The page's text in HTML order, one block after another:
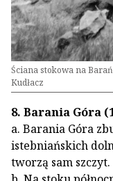
Ściana stokowa na
Kudłacz
8. Barania Góra
a. Barania Góra
istebniańskich
tworzą sam szczyt.